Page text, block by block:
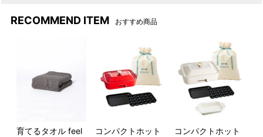
美に、時には大切な方への贈
・W340mm×H850mm
・W200mm×H400mm
■イメージ画像には、サイズ違いや当サイトで取り扱い
のない商品が含まれています。
RECOMMEND ITEM おすすめ商品
育てるタオル feel
コンパクトホット
コンパクトホット